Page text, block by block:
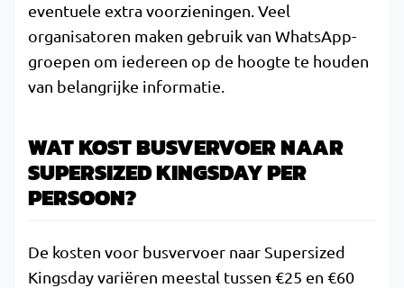
eventuele extra voorzieningen. Veel
organisatoren maken gebruik van WhatsApp-
groepen om iedereen op de hoogte te houden
van belangrijke informatie.
WAT KOST BUSVERVOER NAAR
SUPERSIZED KINGSDAY PER
PERSOON?
De kosten voor busvervoer naar Supersized
Kingsday variëren meestal tussen €25 en €60